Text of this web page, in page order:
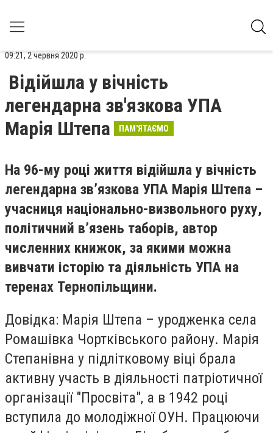
09:21, 2 червня 2020 р.
Відійшла у вічність
легендарна зв'язкова УПА
Марія Штепа
ПАМ'ЯТАЄМО
На 96-му році життя відійшла у вічність
легендарна зв’язкова УПА Марія Штепа –
учасниця національно-визвольного руху,
політичний в’язень таборів, автор
численних книжок, за якими можна
вивчати історію та діяльність УПА на
теренах Тернопільщини.
Довідка: Марія Штепа – уродженка села
Ромашівка Чортківського району. Марія
Степанівна у підлітковому віці брала
активну участь в діяльності патріотичної
організації "Просвіта", а в 1942 році
вступила до молодіжної ОУН. Працюючи